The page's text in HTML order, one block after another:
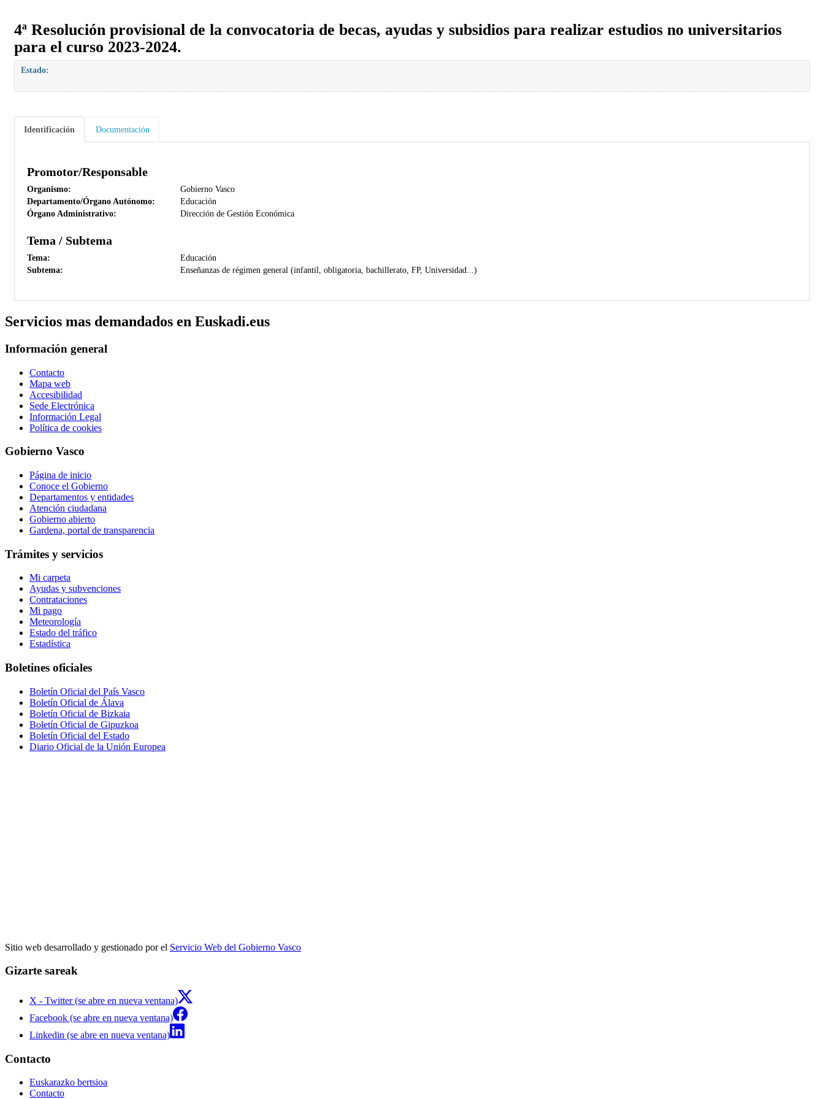
4ª Resolución provisional de la convocatoria de becas, ayudas y subsidios para realizar estudios no universitarios
para el curso 2023-2024.
Estado:
Identificación Documentación
Promotor/Responsable
Organismo:
Gobierno Vasco
Departamento/Órgano Autónomo:
Educación
Órgano Administrativo:
Dirección de Gestión Económica
Tema / Subtema
Tema:
Educación
Subtema:
Enseñanzas de régimen general (infantil, obligatoria, bachillerato, FP, Universidad...)
Servicios mas demandados en Euskadi.eus
Información general
Contacto
Mapa web
Accesibilidad
Sede Electrónica
Información Legal
Política de cookies
Gobierno Vasco
Página de inicio
Conoce el Gobierno
Departamentos y entidades
Atención ciudadana
Gobierno abierto
Gardena, portal de transparencia
Trámites y servicios
Mi carpeta
Ayudas y subvenciones
Contrataciones
Mi pago
Meteorología
Estado del tráfico
Estadística
Boletines oficiales
Boletín Oficial del País Vasco
Boletín Oficial de Álava
Boletín Oficial de Bizkaia
Boletín Oficial de Gipuzkoa
Boletín Oficial del Estado
Diario Oficial de la Unión Europea
Sitio web desarrollado y gestionado por el Servicio Web del Gobierno Vasco
Gizarte sareak
X - Twitter (se abre en nueva ventana)
Facebook (se abre en nueva ventana)
Linkedin (se abre en nueva ventana)
Contacto
Euskarazko bertsioa
Contacto